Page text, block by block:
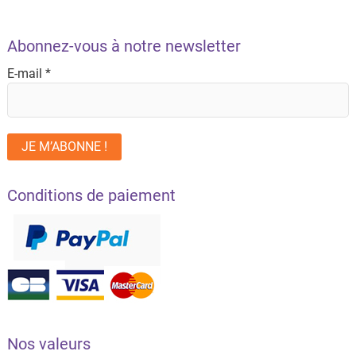
Abonnez-vous à notre newsletter
E-mail *
Conditions de paiement
Nos valeurs